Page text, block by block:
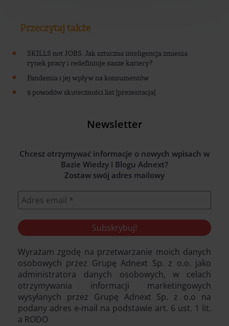
Przeczytaj także
SKILLS not JOBS. Jak sztuczna inteligencja zmienia
rynek pracy i redefiniuje nasze kariery?
Pandemia i jej wpływ na konsumentów
9 powodów skuteczności list [prezentacja]
Newsletter
Chcesz otrzymywać informacje o nowych wpisach w
Bazie Wiedzy i Blogu Adnext?
Zostaw swój adres mailowy
Wyrażam zgodę na przetwarzanie moich danych
osobowych przez Grupę Adnext Sp. z o.o. jako
administratora danych osobowych, w celach
otrzymywania informacji marketingowych
wysyłanych przez Grupę Adnext Sp. z o.o na
podany adres e-mail na podstawie art. 6 ust. 1 lit.
a RODO